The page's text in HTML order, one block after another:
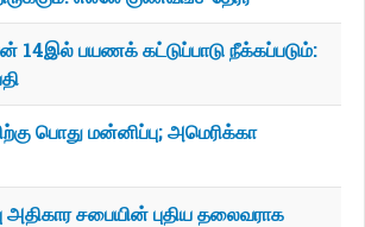
14இல் பயணக் கட்டுப்பாடு நீக்கப்படும்:
பொது மன்னிப்பு; அமெரிக்கா
அதிகார சபையின் புதிய தலைவராக